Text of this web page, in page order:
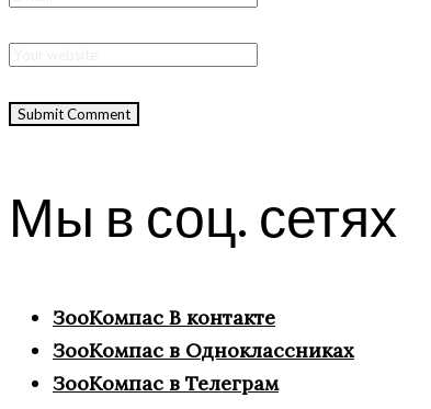
Мы в соц. сетях
ЗооКомпас В контакте
ЗооКомпас в Одноклассниках
ЗооКомпас в Телеграм